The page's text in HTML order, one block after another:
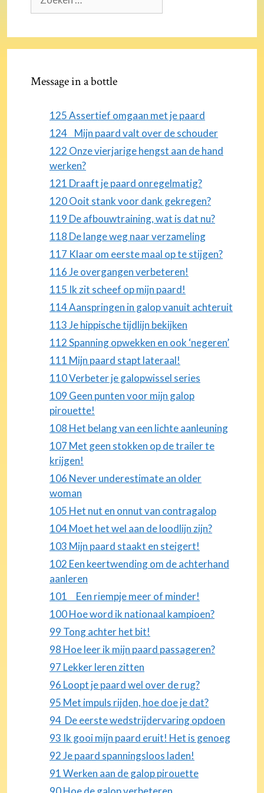
naar:
Message in a bottle
125 Assertief omgaan met je paard
124 Mijn paard valt over de schouder
122 Onze vierjarige hengst aan de hand
werken?
121 Draaft je paard onregelmatig?
120 Ooit stank voor dank gekregen?
119 De afbouwtraining, wat is dat nu?
118 De lange weg naar verzameling
117 Klaar om eerste maal op te stijgen?
116 Je overgangen verbeteren!
115 Ik zit scheef op mijn paard!
114 Aanspringen in galop vanuit achteruit
113 Je hippische tijdlijn bekijken
112 Spanning opwekken en ook ‘negeren’
111 Mijn paard stapt lateraal!
110 Verbeter je galopwissel series
109 Geen punten voor mijn galop
pirouette!
108 Het belang van een lichte aanleuning
107 Met geen stokken op de trailer te
krijgen!
106 Never underestimate an older
woman
105 Het nut en onnut van contragalop
104 Moet het wel aan de loodlijn zijn?
103 Mijn paard staakt en steigert!
102 Een keertwending om de achterhand
aanleren
101 Een riempje meer of minder!
100 Hoe word ik nationaal kampioen?
99 Tong achter het bit!
98 Hoe leer ik mijn paard passageren?
97 Lekker leren zitten
96 Loopt je paard wel over de rug?
95 Met impuls rijden, hoe doe je dat?
94 De eerste wedstrijdervaring opdoen
93 Ik gooi mijn paard eruit! Het is genoeg
92 Je paard spanningsloos laden!
91 Werken aan de galop pirouette